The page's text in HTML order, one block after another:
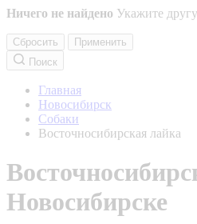
Ничего не найдено Укажите
Сбросить
Применить
Поиск
Главная
Новосибирск
Собаки
Восточносибирская лайка
Новосибирске